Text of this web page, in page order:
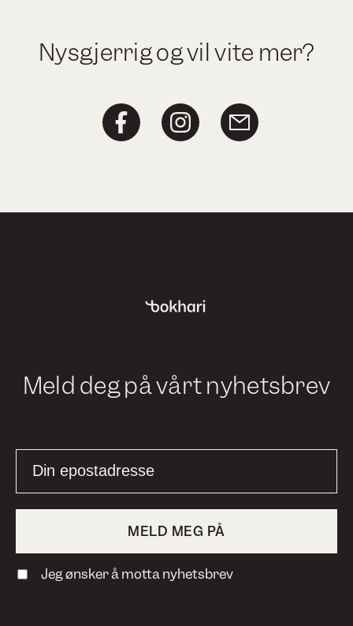
Nysgjerrig og vil vite mer?
Meld deg på vårt nyhetsbrev
Jeg ønsker å motta nyhetsbrev